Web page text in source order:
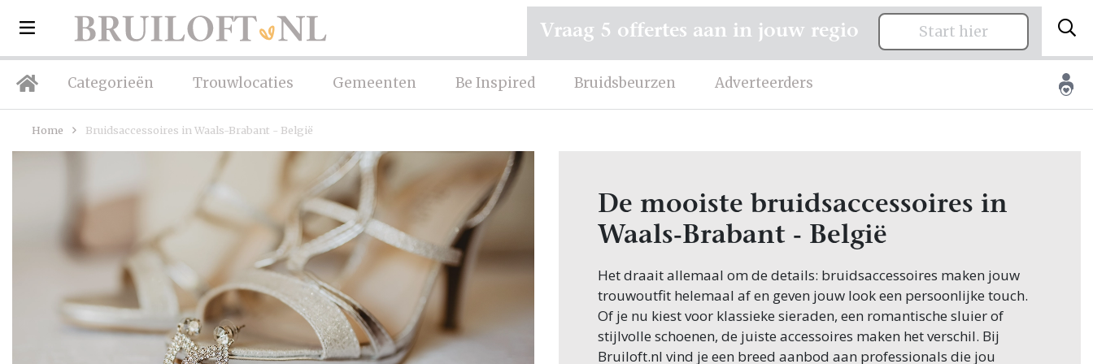
Categorieën Trouwlocaties Gemeenten Be Inspired Bruidsbeurzen Adverteerders
Vraag 5 offertes aan in jouw regio Start hier
Home Bruidsaccessoires in Waals-Brabant - België
De mooiste bruidsaccessoires in
Waals-Brabant - België
Het draait allemaal om de details: bruidsaccessoires maken jouw
trouwoutfit helemaal af en geven jouw look een persoonlijke touch.
Of je nu kiest voor klassieke sieraden, een romantische sluier of
stijlvolle schoenen, de juiste accessoires maken het verschil. Bij
Bruiloft.nl vind je een breed aanbod aan professionals die jou